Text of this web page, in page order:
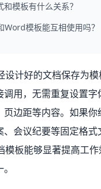
和模板有什么关系？
Word模板能互相使用吗？
设计好的文档保存为
调用，无需重复设置字
页边距等内容。如果你
、会议纪要等固定格式
模板能够显著提高工